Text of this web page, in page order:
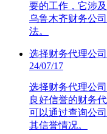
要的工作，它涉
乌鲁木齐财务公
法。
选择财务代理公
24/07/17
选择财务代理公
良好信誉的财务
可以通过查询公
其信誉情况。